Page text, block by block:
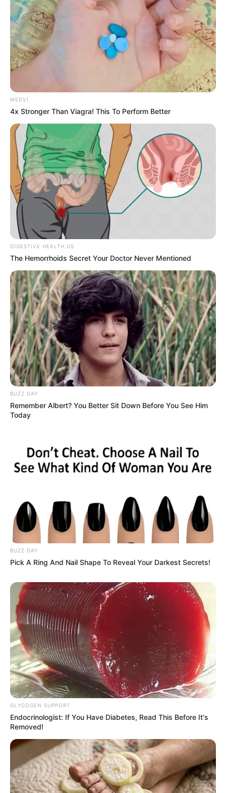
Müstəntiq istənilən şəxsin telefonunu
yoxlaya bilər? –HÜQUQİ AÇIQLAMA
06 Avqust 2026, 12:55
Digər xəbərlər
23:05 / 06 Avqust 2026
DETALLARI açıqlandı
0
22:49 / 06 Avqust 2026
Ceyhun Bayramov: Zelenski Ukraynaya
göstərdiyi humanitar yardımla bağlı
Prezident İlham Əliyevə təşəkkür edib
33 0 0
MEDVI
4x Stronger Than Viagra! This To Perform Better
DIGESTIVE HEALTH US
The Hemorrhoids Secret Your Doctor Never Mentioned
BUZZ DAY
Remember Albert? You Better Sit Down Before You See Him
Today
BUZZ DAY
Pick A Ring And Nail Shape To Reveal Your Darkest Secrets!
GLYCOGEN SUPPORT
Endocrinologist: If You Have Diabetes, Read This Before It's
Removed!